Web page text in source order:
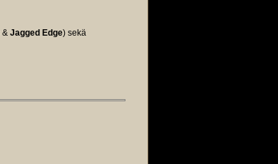
& Jagged Edge) sekä